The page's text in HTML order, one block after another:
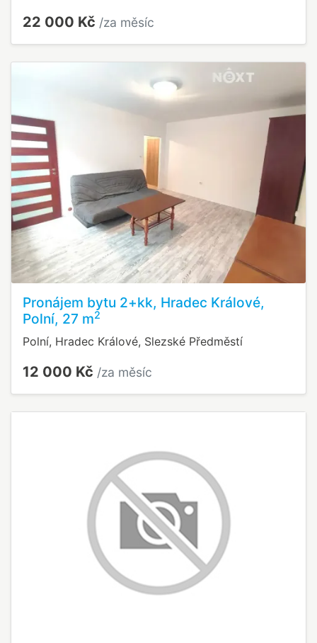
22 000 Kč /za měsíc
Pronájem bytu 2+kk, Hradec Králové,
Polní, 27 m2
Polní, Hradec Králové, Slezské Předměstí
12 000 Kč /za měsíc